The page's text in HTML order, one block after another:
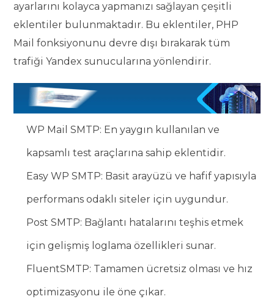
ayarlarını kolayca yapmanızı sağlayan çeşitli
eklentiler bulunmaktadır. Bu eklentiler, PHP
Mail fonksiyonunu devre dışı bırakarak tüm
trafiği Yandex sunucularına yönlendirir.
WP Mail SMTP: En yaygın kullanılan ve
kapsamlı test araçlarına sahip eklentidir.
Easy WP SMTP: Basit arayüzü ve hafif yapısıyla
performans odaklı siteler için uygundur.
Post SMTP: Bağlantı hatalarını teşhis etmek
için gelişmiş loglama özellikleri sunar.
FluentSMTP: Tamamen ücretsiz olması ve hız
optimizasyonu ile öne çıkar.